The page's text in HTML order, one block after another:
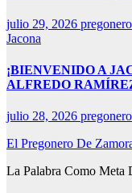
julio 29, 2026
Jacona
¡BIENVENIDO A
ALFREDO
julio 28, 2026
El Pregonero De
La Palabra Como Meta